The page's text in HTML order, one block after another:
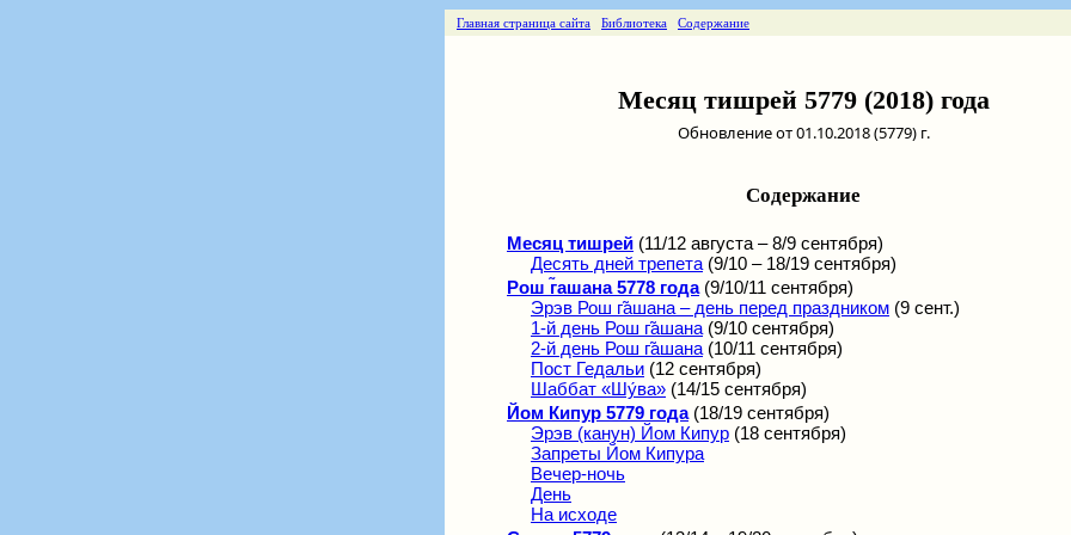
Главная страница сайта Библиотека Содержание
Месяц тишрей 5779 (2018) года
Обновление от 01.10.2018 (5779) г.
Содержание
Месяц тишрей (11/12 августа – 8/9 сентября)
Десять дней трепета (9/10 – 18/19 сентября)
Рош г̃ашана 5778 года(9/10/11 сентября)
Эрэв Рош г̃ашана – день перед праздником (9 сент.)
1-й день Рош г̃ашана (9/10 сентября)
2-й день Рош г̃ашана (10/11 сентября)
Пост Гедальи (12 сентября)
Шаббат «Шу́ва» (14/15 сентября)
Йом Кипур 5779 года(18/19 сентября)
Эрэв (канун) Йом Кипур (18 сентября)
Запреты Йом Кипура
Вечер-ночь
День
На исходе